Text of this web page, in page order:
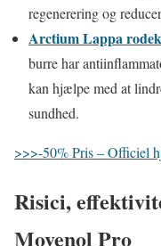
regenerering og
Arctium Lappa
burre har
kan hjælpe med at
sundhed.
>>>-50% Pris – Officiel
Risici,
Movenol Pro